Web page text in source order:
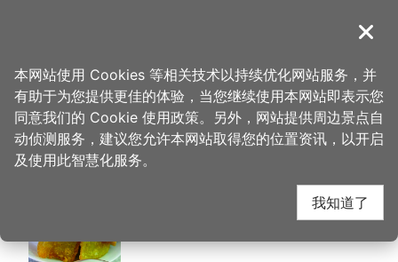
導覽
首页 > 想去的地方 > 美食、购物 > 乡味米干
乡味米干 周边店家
关闭
本网站使用 Cookies 等相关技术以持续优化网站服务，并
有助于为您提供更佳的体验，当您继续使用本网站即表示您
同意我们的 Cookie 使用政策。另外，网站提供周边景点自
动侦测服务，建议您允许本网站取得您的位置资讯，以开启
及使用此智慧化服务。
我知道了